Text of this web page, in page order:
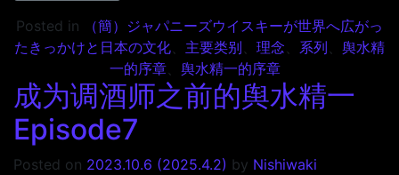
Posted in
（簡）ジャパニーズウイスキーが世界へ広がっ
たきっかけと日本の文化、 主要类别、 理念、 系列、 舆水精
一的序章、 舆水精一的序章
成为调酒师之前的舆水精一
Episode7
Posted on 2023.10.6 (2025.4.2) by Nishiwaki